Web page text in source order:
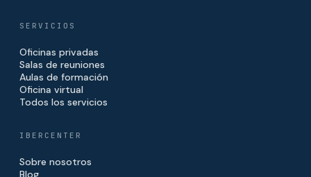
SERVICIOS
Oficinas privadas
Salas de reuniones
Aulas de formación
Oficina virtual
Todos los servicios
IBERCENTER
Sobre nosotros
Blog